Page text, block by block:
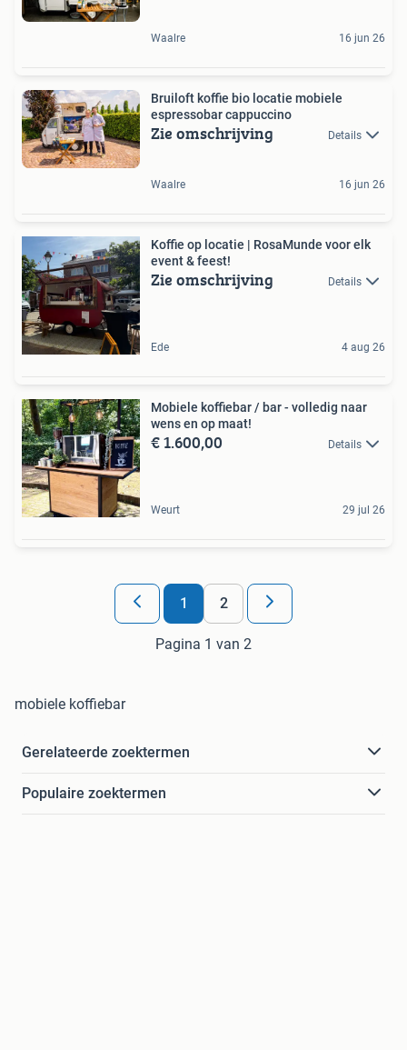
Waalre 16 jun 26
Bruiloft koffie bio locatie mobiele
espressobar cappuccino
Zie omschrijving Details
Waalre 16 jun 26
Koffie op locatie | RosaMunde voor elk
event & feest!
Zie omschrijving Details
Ede 4 aug 26
Mobiele koffiebar / bar - volledig naar
wens en op maat!
€ 1.600,00 Details
Weurt 29 jul 26
1 2
Pagina 1 van 2
mobiele koffiebar
Gerelateerde zoektermen
Populaire zoektermen